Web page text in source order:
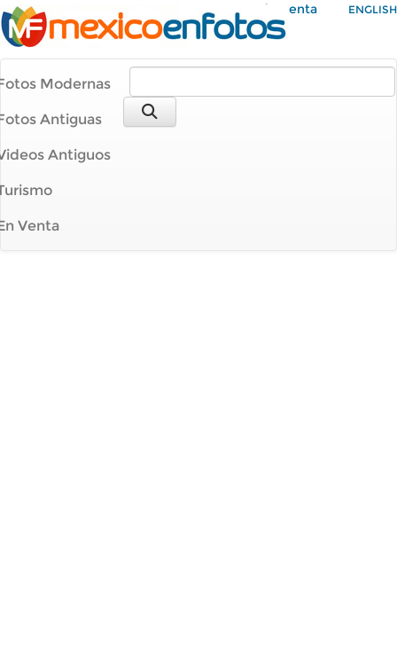
Mi Cuenta ENGLISH
Modernas
Antiguas
Antiguos
Venta